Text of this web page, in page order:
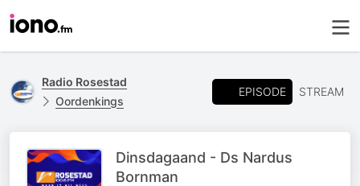
Radio Rosestad
Oordenkings
EPISODE STREAM
Dinsdagaand - Ds Nardus
Bornman